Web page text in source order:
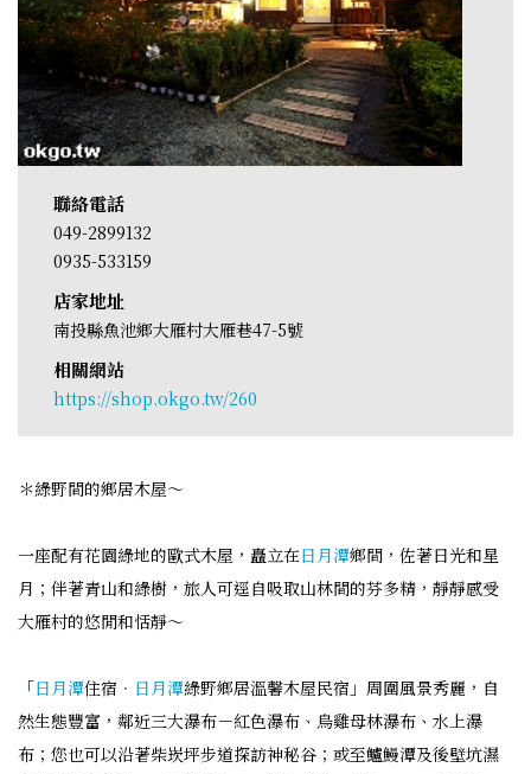
聯絡電話
049-2899132
0935-533159
店家地址
南投縣魚池鄉大雁村大雁巷47-5號
相關網站
https://shop.okgo.tw/260
＊綠野間的鄉居木屋～
一座配有花園綠地的歐式木屋，矗立在日月潭鄉間，佐著日光和星
月；伴著青山和綠樹，旅人可逕自吸取山林間的芬多精，靜靜感受
大雁村的悠閒和恬靜～
「日月潭住宿． 日月潭綠野鄉居溫馨木屋民宿」周圍風景秀麗，自
然生態豐富，鄰近三大瀑布－紅色瀑布、烏雞母林瀑布、水上瀑
布；您也可以沿著柴崁坪步道探訪神秘谷；或至鱸鰻潭及後壁坑濕